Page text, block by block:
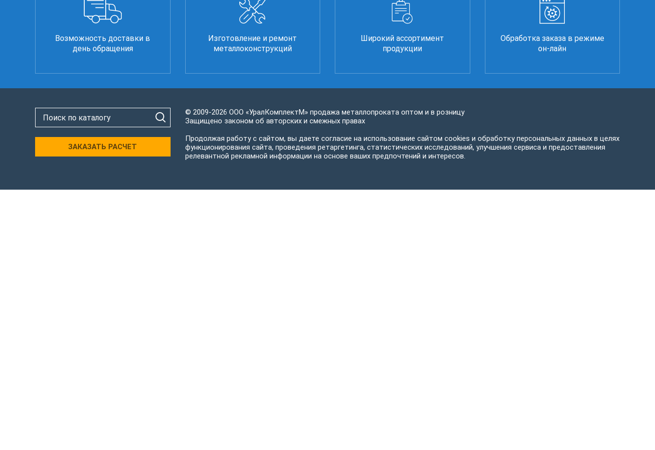
Возможность доставки в
день обращения
Изготовление и ремонт
металлоконструкций
Широкий ассортимент
продукции
Обработка заказа в режиме
он-лайн
ЗАКАЗАТЬ РАСЧЕТ
© 2009-2026 ООО «УралКомплектМ» продажа металлопроката оптом и в розницу
Защищено законом об авторских и смежных правах
Продолжая работу с сайтом, вы даете согласие на использование сайтом cookies и обработку персональных данных в целях
функционирования сайта, проведения ретаргетинга, статистических исследований, улучшения сервиса и предоставления
релевантной рекламной информации на основе ваших предпочтений и интересов.